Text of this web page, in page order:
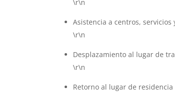
\r\n
Asistencia a centros,
\r\n
Desplazamiento al lugar de
\r\n
Retorno al lugar de